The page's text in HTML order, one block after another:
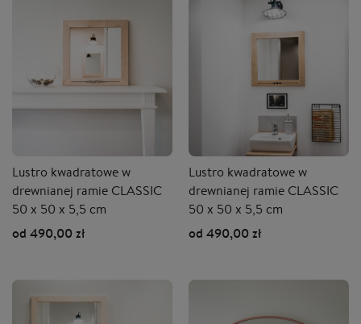
Lustro kwadratowe w
drewnianej ramie CLASSIC
50 x 50 x 5,5 cm
od 490,00 zł
Lustro kwadratowe w
drewnianej ramie CLASSIC
50 x 50 x 5,5 cm
od 490,00 zł